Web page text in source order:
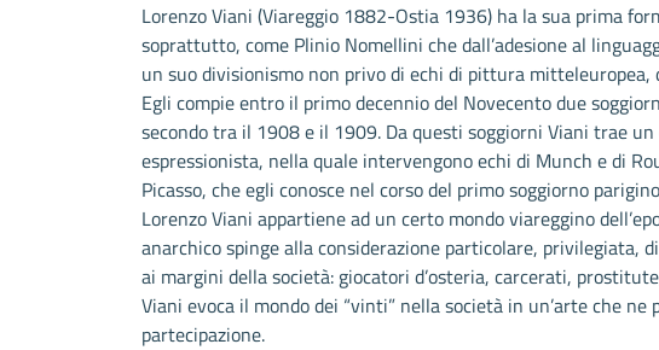
Lorenzo Viani (Viareggio 1882-Ostia 1936) ha la sua prima
soprattutto, come Plinio Nomellini che dall’adesione al
un suo divisionismo non privo di echi di pittura mitteleuropea,
Egli compie entro il primo decennio del Novecento due
secondo tra il 1908 e il 1909. Da questi soggiorni Viani trae
espressionista, nella quale intervengono echi di Munch e di
Picasso, che egli conosce nel corso del primo soggiorno
Lorenzo Viani appartiene ad un certo mondo viareggino
anarchico spinge alla considerazione particolare, privilegiata,
ai margini della società: giocatori d’osteria, carcerati,
Viani evoca il mondo dei “vinti” nella società in un’arte che
partecipazione.